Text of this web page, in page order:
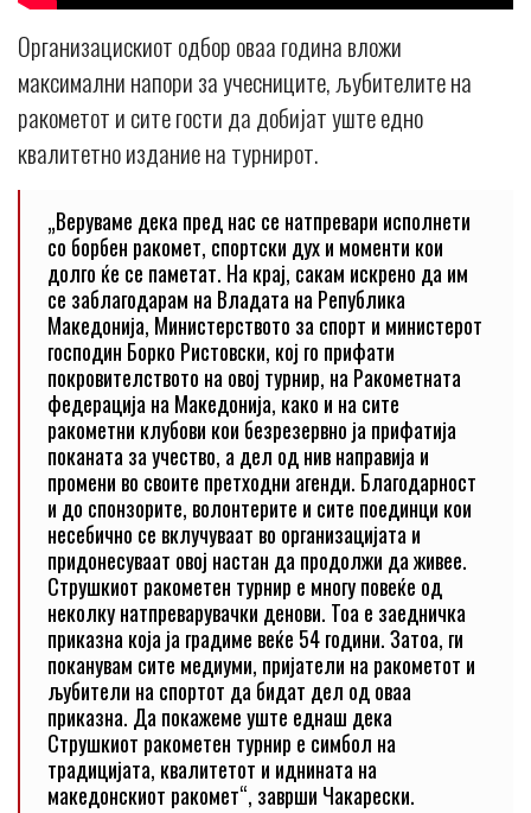
Организацискиот одбор оваа година вложи
максимални напори за учесниците, љубителите на
ракометот и сите гости да добијат уште едно
квалитетно издание на турнирот.
„Веруваме дека пред нас се натпревари исполнети
со борбен ракомет, спортски дух и моменти кои
долго ќе се паметат. На крај, сакам искрено да им
се заблагодарам на Владата на Република
Македонија, Министерството за спорт и министерот
господин Борко Ристовски, кој го прифати
покровителството на овој турнир, на Ракометната
федерација на Македонија, како и на сите
ракометни клубови кои безрезервно ја прифатија
поканата за учество, а дел од нив направија и
промени во своите претходни агенди. Благодарност
и до спонзорите, волонтерите и сите поединци кои
несебично се вклучуваат во организацијата и
придонесуваат овој настан да продолжи да живее.
Струшкиот ракометен турнир е многу повеќе од
неколку натпреварувачки денови. Тоа е заедничка
приказна која ја градиме веќе 54 години. Затоа, ги
поканувам сите медиуми, пријатели на ракометот и
љубители на спортот да бидат дел од оваа
приказна. Да покажеме уште еднаш дека
Струшкиот ракометен турнир е симбол на
традицијата, квалитетот и иднината на
македонскиот ракомет“, заврши Чакарески.